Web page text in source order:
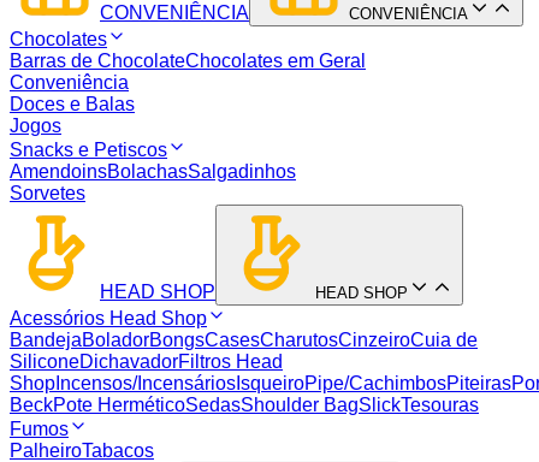
CONVENIÊNCIA CONVENIÊNCIA
Chocolates
Barras de ChocolateChocolates em Geral
Conveniência
Doces e Balas
Jogos
Snacks e Petiscos
AmendoinsBolachasSalgadinhos
Sorvetes
HEAD SHOP HEAD SHOP
Acessórios Head Shop
BandejaBoladorBongsCasesCharutosCinzeiroCuia de
SiliconeDichavadorFiltros Head
Shop Incensos/Incensários IsqueiroPipe/CachimbosPiteiras
BeckPote HerméticoSedasShoulder BagSlickTesouras
Fumos
PalheiroTabacos